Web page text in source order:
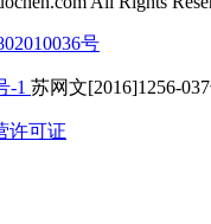
号
-1 苏网文[2016]1256-
许可证